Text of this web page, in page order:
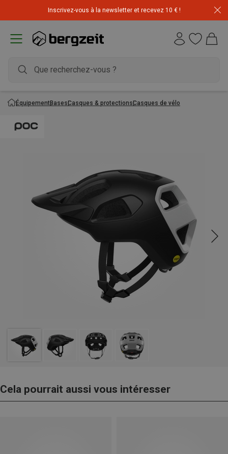
Inscrivez-vous à la newsletter et recevez 10 € !
ÉquipementBasesCasques & protectionsCasques de vélo
Cela pourrait aussi vous intéresser